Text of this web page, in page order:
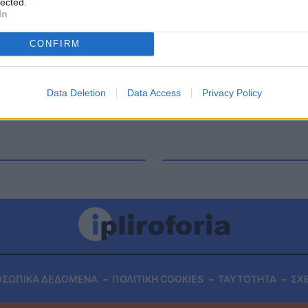
CONFIRM
Data Deletion Data Access Privacy Policy
που δικαίως θα πάει στη Eurovision φέτος. Θα
παρακάτω βίντεο. Σχεδόν 2 μήνες μακριά είναι
ΔΕΔΟΜΕΝΑ ΠΟΛΙΤΙΚΗ COOKIES ΤΑΥΤΟΤΗΤΑ